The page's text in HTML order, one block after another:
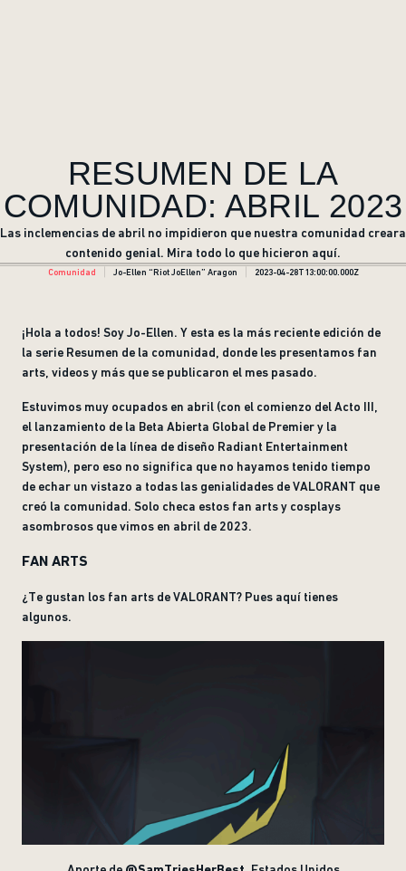
RESUMEN DE LA
COMUNIDAD: ABRIL 2023
Las inclemencias de abril no impidieron que nuestra comunidad creara
contenido genial. Mira todo lo que hicieron aquí.
Comunidad Jo-Ellen “Riot JoEllen” Aragon 2023-04-28T13:00:00.000Z
¡Hola a todos! Soy Jo-Ellen. Y esta es la más reciente edición de
la serie Resumen de la comunidad, donde les presentamos fan
arts, videos y más que se publicaron el mes pasado.
Estuvimos muy ocupados en abril (con el comienzo del Acto III,
el lanzamiento de la Beta Abierta Global de Premier y la
presentación de la línea de diseño Radiant Entertainment
System), pero eso no significa que no hayamos tenido tiempo
de echar un vistazo a todas las genialidades de VALORANT que
creó la comunidad. Solo checa estos fan arts y cosplays
asombrosos que vimos en abril de 2023.
FAN ARTS
¿Te gustan los fan arts de VALORANT? Pues aquí tienes
algunos.